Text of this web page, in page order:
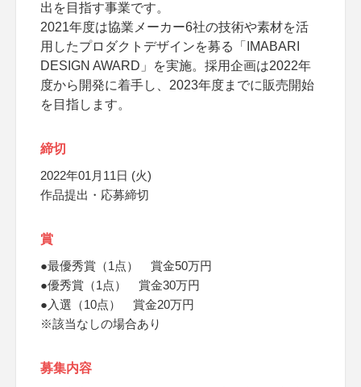
出を目指す事業です。
2021年度は協業メーカー6社の技術や素材を活
用したプロダクトデザインを募る「IMABARI
DESIGN AWARD」を実施。採用企画は2022年
度から開発に着手し、2023年度までに販売開始
を目指します。
締切
2022年01月11日 (火)
作品提出・応募締切
賞
●最優秀賞（1点） 賞金50万円
●優秀賞（1点） 賞金30万円
●入選（10点） 賞金20万円
※該当なしの場合あり
募集内容